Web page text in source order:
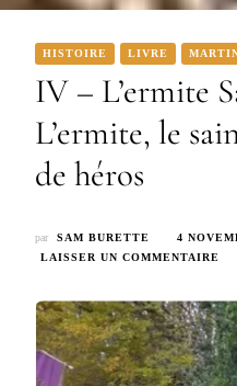
HISTOIRE LIVRE
IV – L’ermite
L’ermite, le
de héros
par SAM BURETTE
4
LAISSER UN COMMENTAIRE
–